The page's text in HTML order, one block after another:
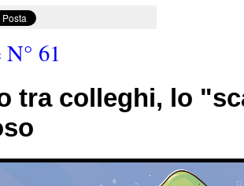
61
tra colleghi, lo